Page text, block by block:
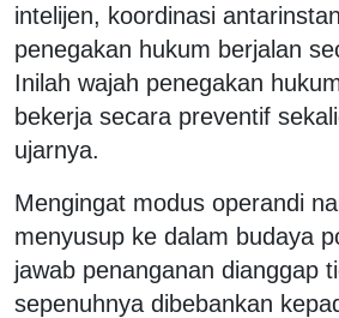
intelijen, koordinasi
penegakan hukum berjalan
Inilah wajah penegakan
bekerja secara preventif
ujarnya.
Mengingat modus operandi
menyusup ke dalam budaya
jawab penanganan dianggap
sepenuhnya dibebankan